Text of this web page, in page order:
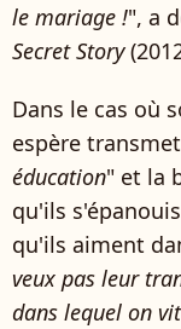
le mariage !", a
Secret Story
Dans le cas où
espère
éducation" et la
qu'ils
qu'ils aiment
veux pas leur
dans lequel on